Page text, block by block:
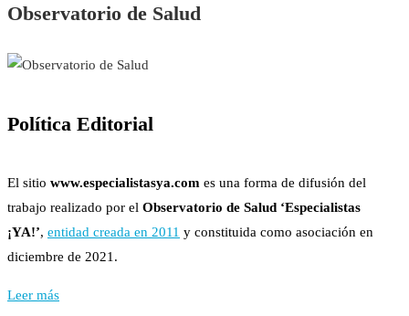
Observatorio de Salud
Política Editorial
El sitio www.especialistasya.com es una forma de difusión del
trabajo realizado por el Observatorio de Salud ‘Especialistas
¡YA!’, entidad creada en 2011 y constituida como asociación en
diciembre de 2021.
Leer más